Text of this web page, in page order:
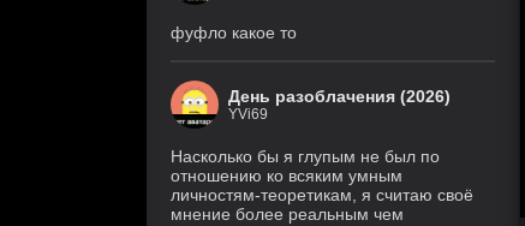
фуфло какое то
День разоблачения (2026)
YVi69
Насколько бы я глупым не был по
отношению ко всяким умным
личностям-теоретикам, я считаю своё
мнение более реальным чем